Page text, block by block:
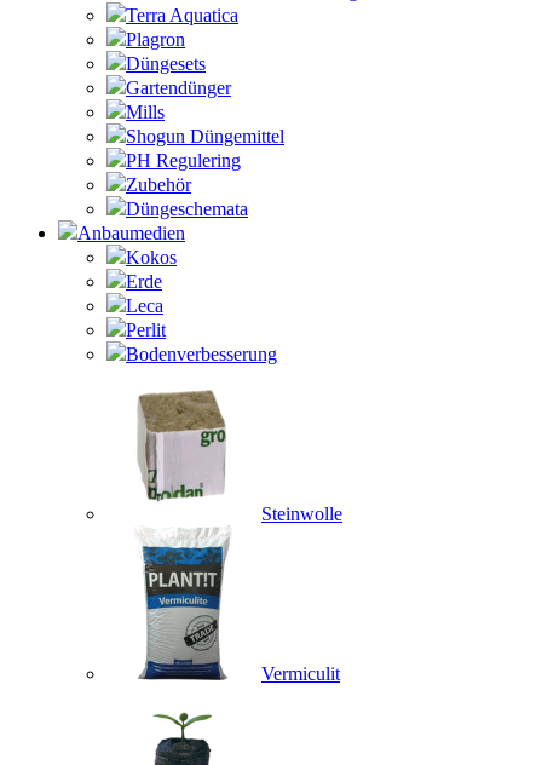
Terra Aquatica
Plagron
Düngesets
Gartendünger
Mills
Shogun Düngemittel
PH Regulering
Zubehör
Düngeschemata
Anbaumedien
Kokos
Erde
Leca
Perlit
Bodenverbesserung
Steinwolle
Vermiculit